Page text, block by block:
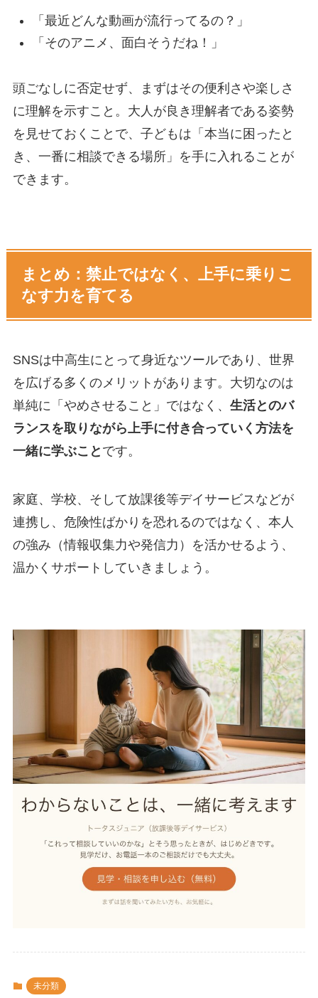
「最近どんな動画が流行ってるの？」
「そのアニメ、面白そうだね！」
頭ごなしに否定せず、まずはその便利さや楽しさ
に理解を示すこと。大人が良き理解者である姿勢
を見せておくことで、子どもは「本当に困ったと
き、一番に相談できる場所」を手に入れることが
できます。
まとめ：禁止ではなく、上手に乗りこ
なす力を育てる
SNSは中高生にとって身近なツールであり、世界
を広げる多くのメリットがあります。大切なのは
単純に「やめさせること」ではなく、 生活とのバ
ランスを取りながら上手に付き合っていく方法を
一緒に学ぶこと です。
家庭、学校、そして放課後等デイサービスなどが
連携し、危険性ばかりを恐れるのではなく、本人
の強み（情報収集力や発信力）を活かせるよう、
温かくサポートしていきましょう。
未分類